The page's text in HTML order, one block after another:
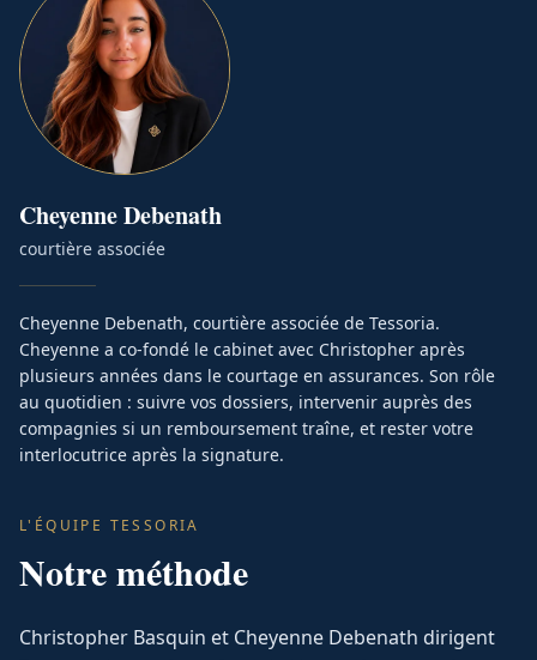
CheyenneDebenath
courtière associée
Cheyenne Debenath, courtière associée de Tessoria.
Cheyenne a co-fondé le cabinet avec Christopher après
plusieurs années dans le courtage en assurances. Son rôle
au quotidien : suivre vos dossiers, intervenir auprès des
compagnies si un remboursement traîne, et rester votre
interlocutrice après la signature.
L'ÉQUIPE TESSORIA
Notre méthode
Christopher Basquin et Cheyenne Debenath dirigent